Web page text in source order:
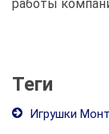
работы
Теги
Игрушки